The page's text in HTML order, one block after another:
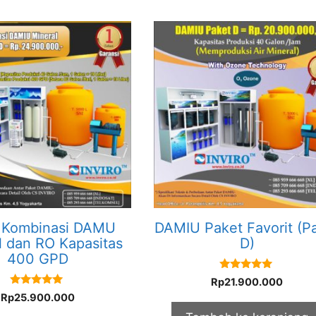
DAMU
dan RO Kapasitas
400 GPD
5.00
out of 5
Rp25.900.000
DAMIU Paket Favorit
D)
5.00
out of 5
Rp21.900.000